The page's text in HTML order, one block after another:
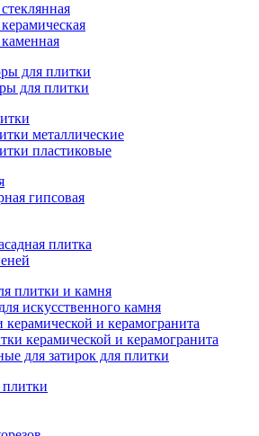
для плитки
для плитки
металлические
пластиковые
гипсовая
плитка
плитки и камня
искусственного камня
и керамогранита
керамической и керамогранита
для затирок для плитки